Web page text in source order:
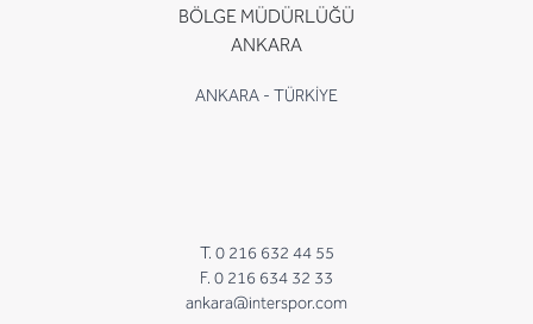
BÖLGE MÜDÜRLÜĞÜ
ANKARA
ANKARA - TÜRKİYE
T. 0 216 632 44 55
F. 0 216 634 32 33
ankara@interspor.com